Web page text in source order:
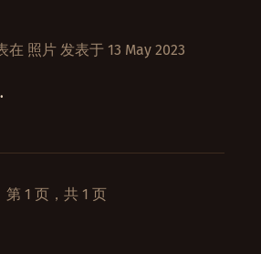
在 照片 发表于 13 May 2023
第 1 页，共 1 页